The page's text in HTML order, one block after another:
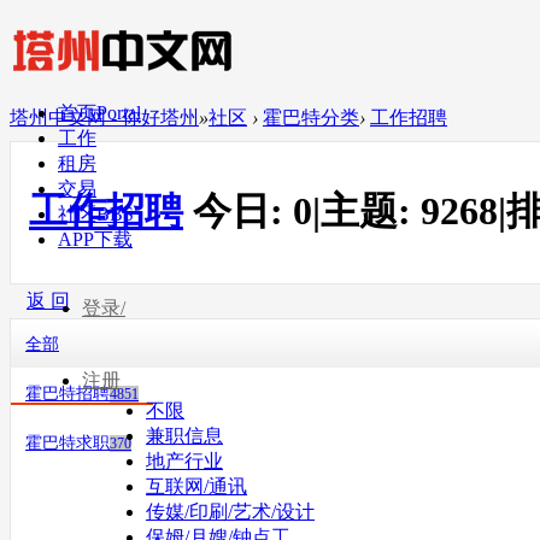
首页Portal
工作
租房
交易
社区BBS
APP下载
登录/
注册
塔州中文网 - 你好塔州 »社区 › 霍巴特分类› 工作招聘
工作招聘 今日: 0|主题: 9268|
返 回
全部
霍巴特招聘4851
霍巴特求职370
不限
兼职信息
地产行业
互联网/通讯
传媒/印刷/艺术/设计